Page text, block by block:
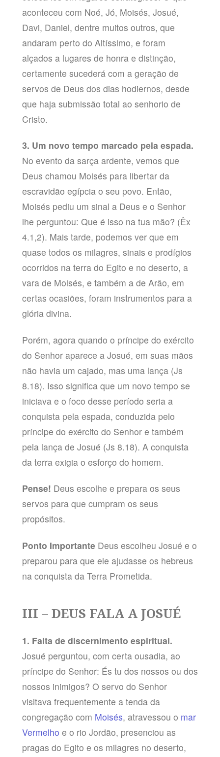
aconteceu com Noé, Jó, Moisés, Josué,
Davi, Daniel, dentre muitos outros, que
andaram perto do Altíssimo, e foram
alçados a lugares de honra e distinção,
certamente sucederá com a geração de
servos de Deus dos dias hodiernos, desde
que haja submissão total ao senhorio de
Cristo.
3. Um novo tempo marcado pela espada.
No evento da sarça ardente, vemos que
Deus chamou Moisés para libertar da
escravidão egípcia o seu povo. Então,
Moisés pediu um sinal a Deus e o Senhor
lhe perguntou: Que é isso na tua mão? (Êx
4.1,2). Mais tarde, podemos ver que em
quase todos os milagres, sinais e prodígios
ocorridos na terra do Egito e no deserto, a
vara de Moisés, e também a de Arão, em
certas ocasiões, foram instrumentos para a
glória divina.
Porém, agora quando o príncipe do exército
do Senhor aparece a Josué, em suas mãos
não havia um cajado, mas uma lança (Js
8.18). Isso significa que um novo tempo se
iniciava e o foco desse período seria a
conquista pela espada, conduzida pelo
príncipe do exército do Senhor e também
pela lança de Josué (Js 8.18). A conquista
da terra exigia o esforço do homem.
Pense! Deus escolhe e prepara os seus
servos para que cumpram os seus
propósitos.
Ponto Importante Deus escolheu Josué e o
preparou para que ele ajudasse os hebreus
na conquista da Terra Prometida.
III – DEUS FALA A JOSUÉ
1. Falta de discernimento espiritual.
Josué perguntou, com certa ousadia, ao
príncipe do Senhor: És tu dos nossos ou dos
nossos inimigos? O servo do Senhor
visitava frequentemente a tenda da
congregação com Moisés, atravessou o mar
Vermelho e o rio Jordão, presenciou as
pragas do Egito e os milagres no deserto,